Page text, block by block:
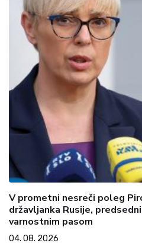
V prometni nesreči poleg
državljanka Rusije,
varnostnim pasom
04. 08. 2026